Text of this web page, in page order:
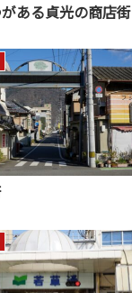
ある貞光の商店街